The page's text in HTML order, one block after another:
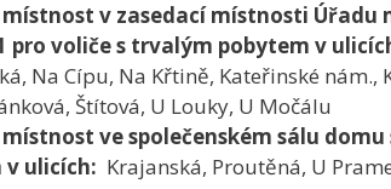
místnost v zasedací místnosti Úřadu
pro voliče s trvalým pobytem v
Na Cípu, Na Křtině, Kateřinské nám.,
Štítová, U Louky, U Močálu
ve společenském sálu
ulicích: Krajanská, Proutěná, U